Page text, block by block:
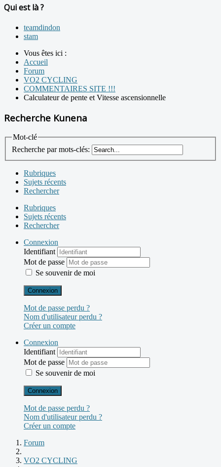
Qui est là ?
teamdindon
stam
Vous êtes ici :
Accueil
Forum
VO2 CYCLING
COMMENTAIRES SITE !!!
Calculateur de pente et Vitesse ascensionnelle
Recherche Kunena
Mot-clé
Recherche par mots-clés:
Rubriques
Sujets récents
Rechercher
Rubriques
Sujets récents
Rechercher
Connexion
Identifiant
Mot de passe
Se souvenir de moi
Connexion
Mot de passe perdu ?
Nom d'utilisateur perdu ?
Créer un compte
Connexion
Identifiant
Mot de passe
Se souvenir de moi
Connexion
Mot de passe perdu ?
Nom d'utilisateur perdu ?
Créer un compte
Forum
VO2 CYCLING